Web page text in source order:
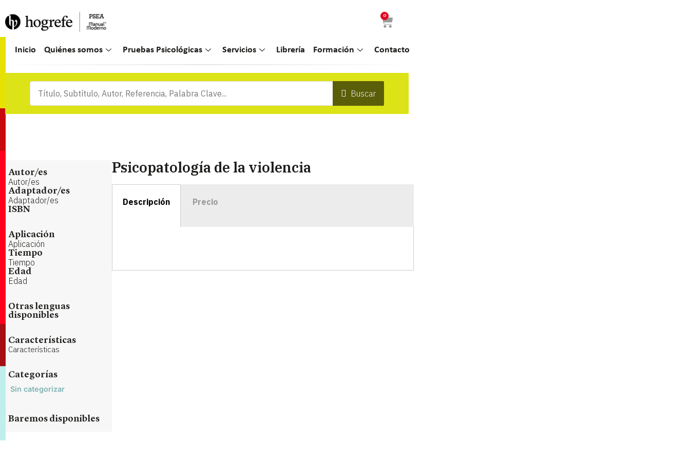
0
Inicio Quiénes somos Pruebas Psicológicas Servicios Librería Formación Contacto
Buscar
Autor/es
Autor/es
Adaptador/es
Adaptador/es
ISBN
Aplicación
Aplicación
Tiempo
Tiempo
Edad
Edad
Otras lenguas
disponibles
Características
Características
Categorías
Sin categorizar
Baremos disponibles
Psicopatología de la violencia
Descripción Precio